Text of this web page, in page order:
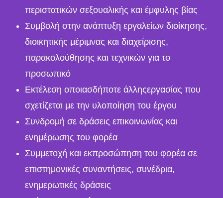
περιστατικών σεξουαλικής και έμφυλης βίας
Συμβολή στην ανάπτυξη εργαλείων διοίκησης,
διοικητικής μέριμνας και διαχείρισης,
παρακολούθησης και τεχνικών για το
προσωπικό
Εκτέλεση οποιασδήποτε άλληςεργασίας που
σχετίζεται με την υλοποίηση του έργου
Συνδρομή σε δράσεις επικοινωνίας και
ενημέρωσης του φορέα
Συμμετοχή και εκπροσώπηση του φορέα σε
επιστημονικές συναντήσεις, συνέδρια,
ενημερωτικές δράσεις